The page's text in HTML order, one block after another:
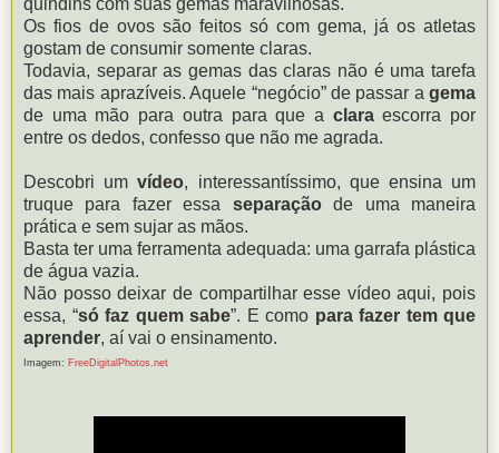
Os fios de ovos são feitos só com gema, já os atletas
gostam de consumir somente claras.
Todavia, separar as gemas das claras não é uma tarefa
das mais aprazíveis. Aquele “negócio” de passar a gema
de uma mão para outra para que a claraescorra por
entre os dedos, confesso que não me agrada.
Descobri umvídeo, interessantíssimo, que ensina um
truque para fazer essa separaçãode uma maneira
prática e sem sujar as mãos.
Basta ter uma ferramenta adequada: uma garrafa plástica
de água vazia.
Não posso deixar de compartilhar esse vídeo aqui, pois
essa, “só faz quem sabe”. E como para fazer tem que
aprender, aí vai o ensinamento.
Imagem: FreeDigitalPhotos.net